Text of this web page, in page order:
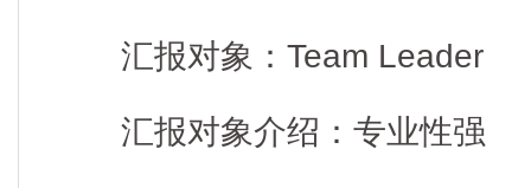
汇报对象：Team Leader
汇报对象介绍：专业性强